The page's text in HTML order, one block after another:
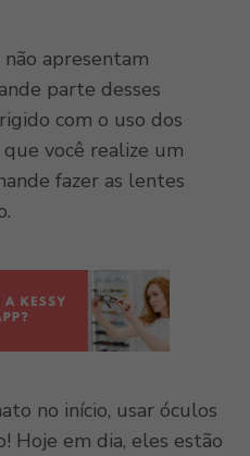
não apresentam
parte desses
com o uso dos
você realize um
fazer as lentes
no início, usar óculos
Hoje em dia, eles estão